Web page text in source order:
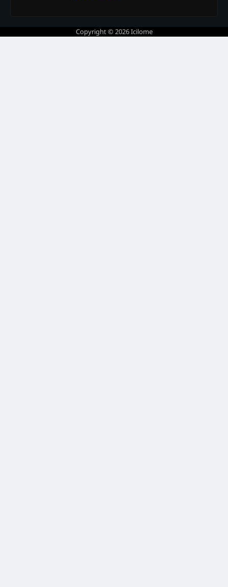
Copyright © 2026Icilome